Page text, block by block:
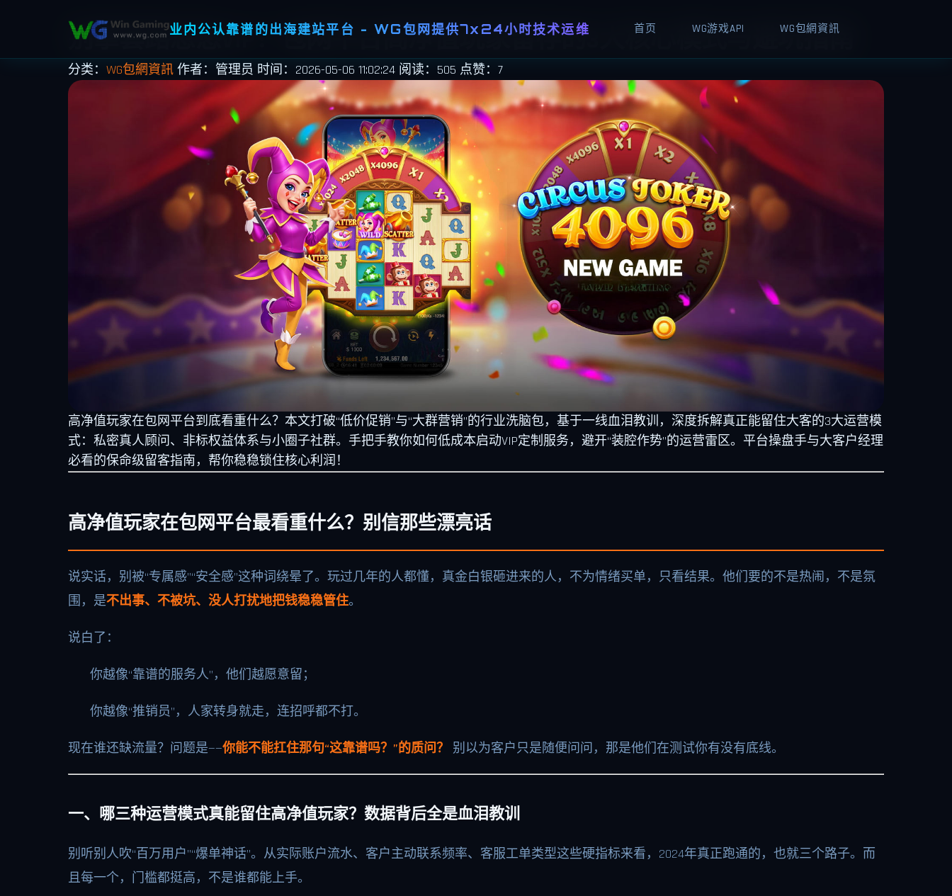
业内公认靠谱的出海建站平台 - WG包网提供7x24小时技术运维 首页 WG游戏API WG包網資訊
别拿套路忽悠VIP！包网平台高净值玩家留存的3大核心模式与避坑指南
分类： WG包網資訊 作者：管理员 时间：2026-05-06 11:02:24 阅读：505 点赞：7
高净值玩家在包网平台到底看重什么？本文打破“低价促销”与“大群营销”的行业洗脑包，基于一线血泪教训，深度拆解真正能留住大客的3大运营模
式：私密真人顾问、非标权益体系与小圈子社群。手把手教你如何低成本启动VIP定制服务，避开“装腔作势”的运营雷区。平台操盘手与大客户经理
必看的保命级留客指南，帮你稳稳锁住核心利润！
高净值玩家在包网平台最看重什么？别信那些漂亮话
说实话，别被“专属感”“安全感”这种词绕晕了。玩过几年的人都懂，真金白银砸进来的人，不为情绪买单，只看结果。他们要的不是热闹，不是氛
围，是不出事、不被坑、没人打扰地把钱稳稳管住。
说白了：
你越像“靠谱的服务人”，他们越愿意留；
你越像“推销员”，人家转身就走，连招呼都不打。
现在谁还缺流量？问题是——你能不能扛住那句“这靠谱吗？”的质问？ 别以为客户只是随便问问，那是他们在测试你有没有底线。
一、哪三种运营模式真能留住高净值玩家？数据背后全是血泪教训
别听别人吹“百万用户”“爆单神话”。从实际账户流水、客户主动联系频率、客服工单类型这些硬指标来看，2024年真正跑通的，也就三个路子。而
且每一个，门槛都挺高，不是谁都能上手。